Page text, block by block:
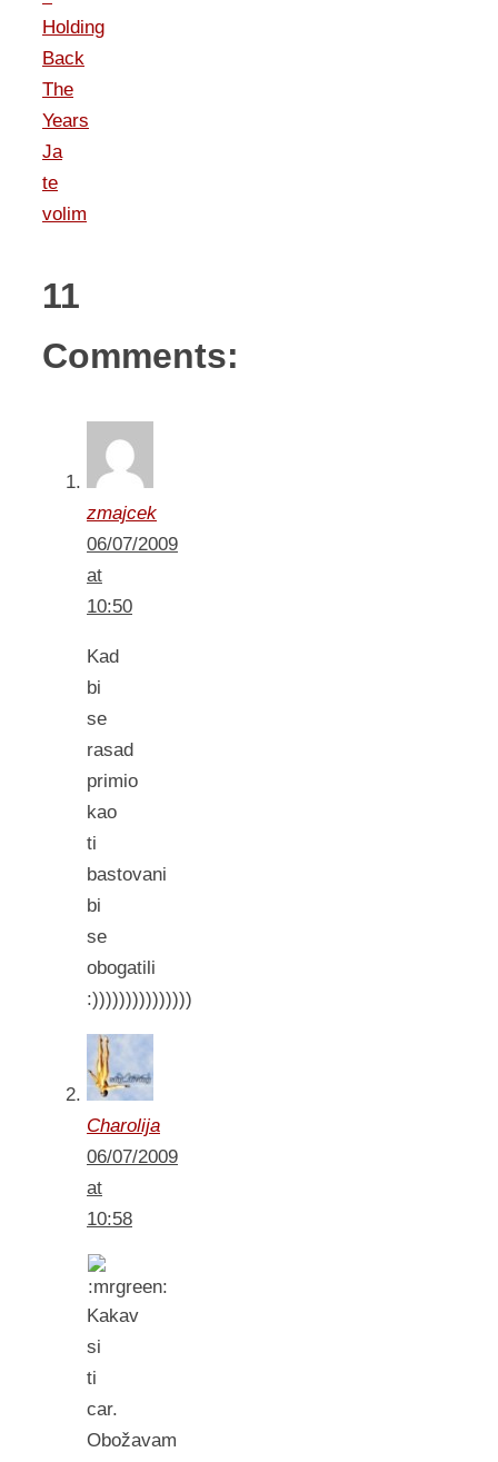
Holding
Back
The
Years
Ja
te
volim
11
Comments:
zmajcek
06/07/2009
at
10:50
Kad
bi
se
rasad
primio
kao
ti
bastovani
bi
se
obogatili
:)))))))))))))))
Charolija
06/07/2009
at
10:58
Kakav
si
ti
car.
Obožavam